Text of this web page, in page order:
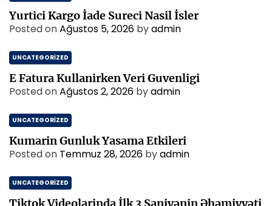
Yurtici Kargo İade Sureci Nasil İsler
Posted onAğustos 5, 2026 byadmin
UNCATEGORIZED
E Fatura Kullanirken Veri Guvenligi
Posted onAğustos 2, 2026 byadmin
UNCATEGORIZED
Kumarin Gunluk Yasama Etkileri
Posted on Temmuz 28, 2026 byadmin
UNCATEGORIZED